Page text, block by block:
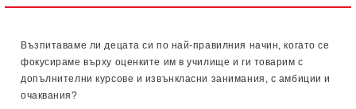
Възпитаваме ли децата си по най-правилния начин, когато се
фокусираме върху оценките им в училище и ги товарим с
допълнителни курсове и извънкласни занимания, с амбиции и
очаквания?